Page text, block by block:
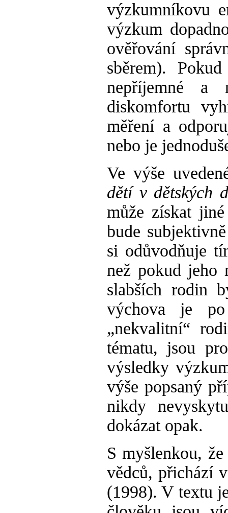
výzkumníkovu
výzkum
ověřování
sběrem).
nepříjemné a
diskomfortu
měření a
nebo je
Ve výše
dětí v dětských
může získat
bude
si odůvodňuje
než pokud jeho
slabších rodin
výchova je
„nekvalitní“
tématu, jsou
výsledky
výše popsaný
nikdy
dokázat opak.
S myšlenkou,
vědců, přichází
(1998). V textu